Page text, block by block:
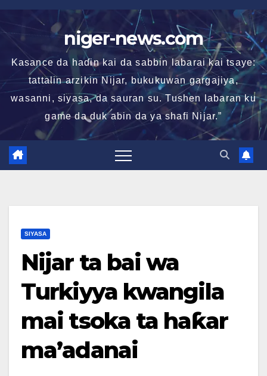
Skip
niger-news.com
Kasance da haɗin kai da sabbin labarai kai tsaye:
tattalin arzikin Nijar, bukukuwan gargajiya,
wasanni, siyasa, da sauran su. Tushen labaran ku
game da duk abin da ya shafi Nijar.”
SIYASA
Nijar ta bai wa
Turkiyya kwangila
mai tsoka ta haƙar
ma’adanai